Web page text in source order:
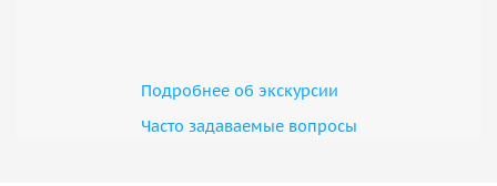
Подробнее об экскурсии
Часто задаваемые вопросы